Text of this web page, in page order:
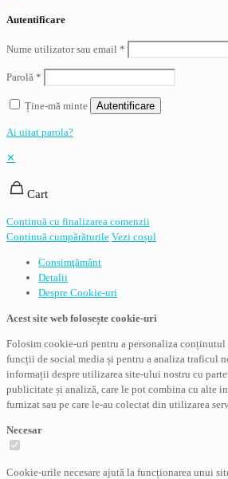
Autentificare
Nume utilizator sau email *
Parolă *
Ține-mă minte Autentificare
Ai uitat parola?
✕
Cart
Continuă cu finalizarea comenzii
Continuă cumpărăturile Vezi coșul
Consimţământ
Detalii
Despre Cookie-uri
Acest site web folosește cookie-uri
Folosim cookie-uri pentru a personaliza conținutul
funcții de social media și pentru a analiza traficul
informații despre utilizarea site-ului nostru cu
publicitate și analiză, care le pot combina cu alte
furnizat sau pe care le-au colectat din utilizarea
Necesar
Cookie-urile necesare ajută la funcționarea unui